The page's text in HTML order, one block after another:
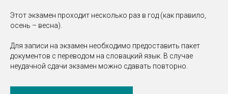
Этот экзамен проходит несколько раз в год (как правило,
осень – весна).
Для записи на экзамен необходимо предоставить пакет
документов с переводом на словацкий язык. В случае
неудачной сдачи экзамен можно сдавать повторно.